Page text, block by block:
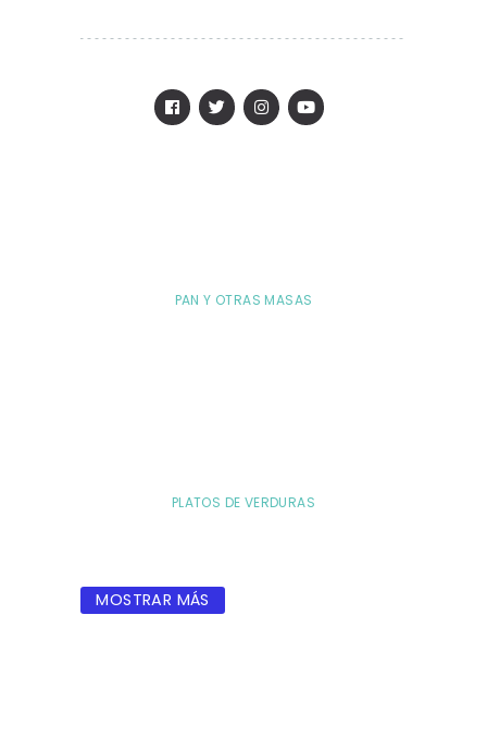
PAN Y OTRAS MASAS
PLATOS DE VERDURAS
MOSTRAR MÁS